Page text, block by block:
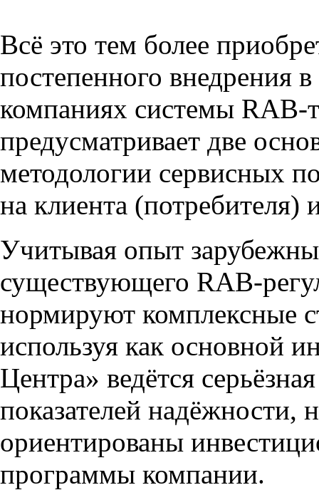
Всё это тем более
постепенного внедрения
компаниях системы RAB-
предусматривает две
методологии сервисных
на клиента (потребителя)
Учитывая опыт
существующего RAB-
нормируют комплексные
используя как основной
Центра» ведётся
показателей
ориентированы
программы компании.